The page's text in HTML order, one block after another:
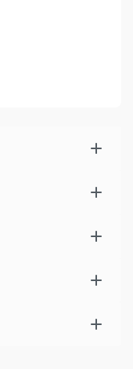
36
& Glory